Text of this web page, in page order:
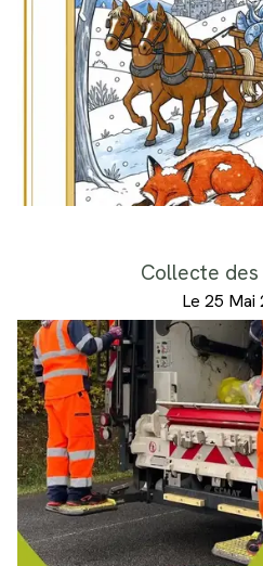
Collecte
Le 25 Mai